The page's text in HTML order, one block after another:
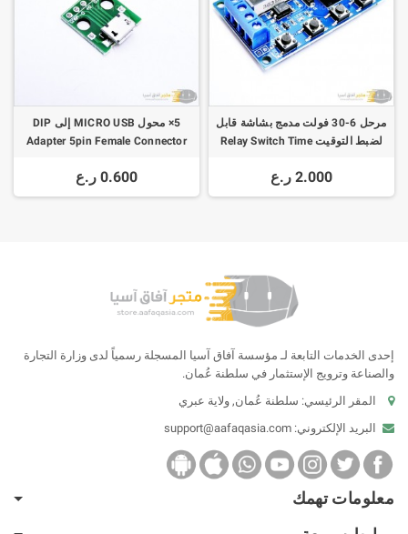
مرحل 6-30 فولت مدمج بشاشة قابل
لضبط التوقيت Relay Switch Time
2.000 ر.ع
5× محول MICRO USB إلى DIP
Adapter 5pin Female Connector
0.600 ر.ع
إحدى الخدمات التابعة لـ مؤسسة آفاق آسيا المسجلة رسمياً لدى وزارة التجارة
والصناعة وترويج الإستثمار في سلطنة عُمان.
المقر الرئيسي: سلطنة عُمان, ولاية عبري
البريد الإلكتروني: support@aafaqasia.com
معلومات تهمك